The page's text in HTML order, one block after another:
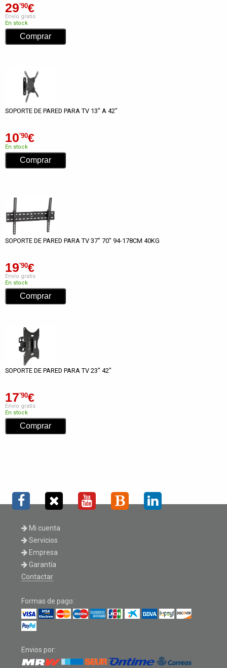
29'90€
Envío gratis
En stock
SOPORTE DE PARED PARA TV 13" A 42"
10'90€
En stock
SOPORTE DE PARED PARA TV 37" 70" 94-178CM 40KG
19'90€
Envío gratis
En stock
SOPORTE DE PARED PARA TV 23" 42"
17'90€
Envío gratis
En stock
Mi cuenta
Servicios
Empresa
Garantía
Contactar
Formas de pago:
Envios por: